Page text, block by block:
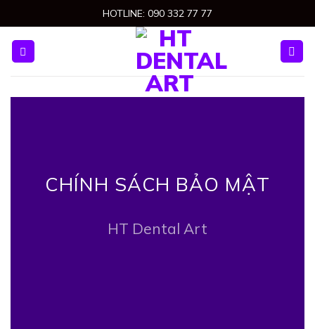
to
content
HOTLINE: 090 332 77 77
CHÍNH SÁCH BẢO MẬT
HT Dental Art